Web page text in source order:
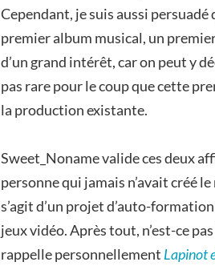
Cependant, je suis aussi
premier album musical, un
d’un grand intérêt, car on peut y
pas rare pour le coup que cette
la production existante.
Sweet_Noname valide ces deux
personne qui jamais n’avait créé
s’agit d’un projet d’auto-
jeux vidéo. Après tout, n’est-ce
rappelle personnellement Lapinot